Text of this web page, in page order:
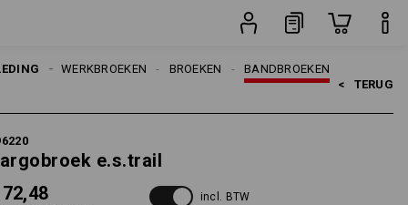
BANDBROEKEN
BROEKEN
WERKBROEKEN
HEREN
< TERUG
e.s.trail
incl. BTW